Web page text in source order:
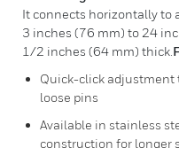
It connects horizontally to
3 inches (76 mm) to 24
1/2 inches (64 mm) thick.
Quick-click adjustment
loose pins
Available in stainless
construction for longer